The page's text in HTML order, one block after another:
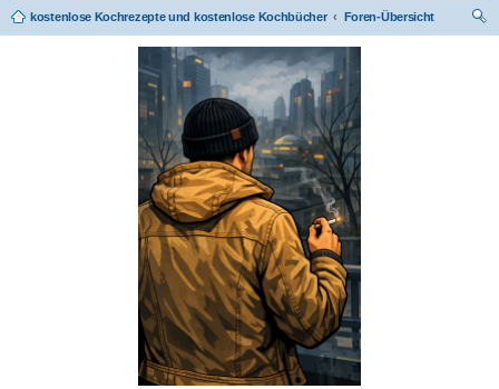
kostenlose Kochrezepte und kostenlose Kochbücher
Foren-Übersicht